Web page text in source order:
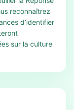
reconnaîtrez
d’identifier
sur la culture